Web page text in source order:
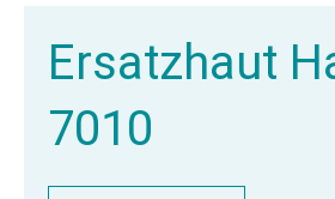
Ersatzhaut
7010